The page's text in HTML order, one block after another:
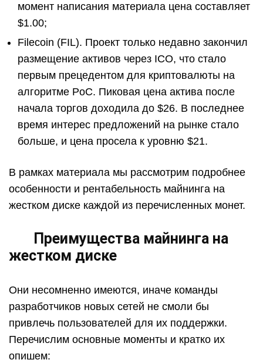
момент написания материала цена составляет
$1.00;
Filecoin (FIL). Проект только недавно закончил
размещение активов через ICO, что стало
первым прецедентом для криптовалюты на
алгоритме PoC. Пиковая цена актива после
начала торгов доходила до $26. В последнее
время интерес предложений на рынке стало
больше, и цена просела к уровню $21.
В рамках материала мы рассмотрим подробнее
особенности и рентабельность майнинга на
жестком диске каждой из перечисленных монет.
Преимущества майнинга на
жестком диске
Они несомненно имеются, иначе команды
разработчиков новых сетей не смоли бы
привлечь пользователей для их поддержки.
Перечислим основные моменты и кратко их
опишем: